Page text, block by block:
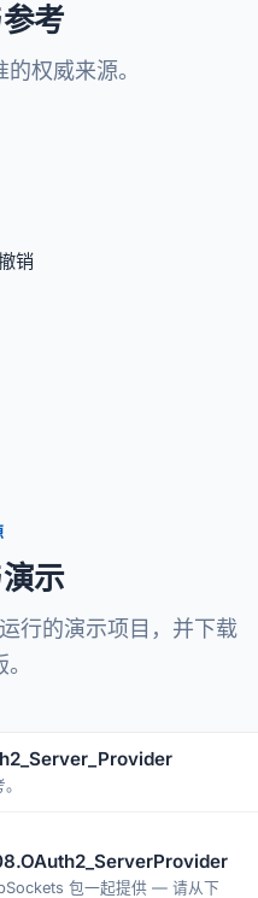
考
权威来源。
销
示
行的演示项目，并下载
包一起提供 — 请从下